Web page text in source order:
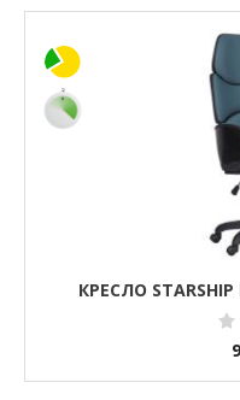
КРЕСЛО